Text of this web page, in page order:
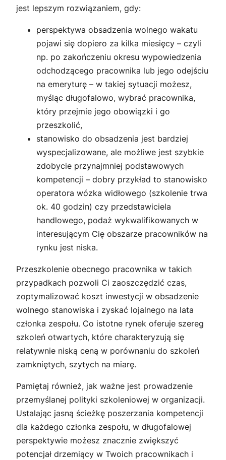
jest lepszym rozwiązaniem, gdy:
perspektywa obsadzenia wolnego wakatu
pojawi się dopiero za kilka miesięcy – czyli
np. po zakończeniu okresu wypowiedzenia
odchodzącego pracownika lub jego odejściu
na emeryturę – w takiej sytuacji możesz,
myśląc długofalowo, wybrać pracownika,
który przejmie jego obowiązki i go
przeszkolić,
stanowisko do obsadzenia jest bardziej
wyspecjalizowane, ale możliwe jest szybkie
zdobycie przynajmniej podstawowych
kompetencji – dobry przykład to stanowisko
operatora wózka widłowego (szkolenie trwa
ok. 40 godzin) czy przedstawiciela
handlowego, podaż wykwalifikowanych w
interesującym Cię obszarze pracowników na
rynku jest niska.
Przeszkolenie obecnego pracownika w takich
przypadkach pozwoli Ci zaoszczędzić czas,
zoptymalizować koszt inwestycji w obsadzenie
wolnego stanowiska i zyskać lojalnego na lata
członka zespołu. Co istotne rynek oferuje szereg
szkoleń otwartych, które charakteryzują się
relatywnie niską ceną w porównaniu do szkoleń
zamkniętych, szytych na miarę.
Pamiętaj również, jak ważne jest prowadzenie
przemyślanej polityki szkoleniowej w organizacji.
Ustalając jasną ścieżkę poszerzania kompetencji
dla każdego członka zespołu, w długofalowej
perspektywie możesz znacznie zwiększyć
potencjał drzemiący w Twoich pracownikach i